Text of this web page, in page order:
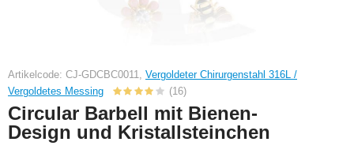
Artikelcode: CJ-GDCBC0011, Vergoldeter Chirurgenstahl 316L /
Vergoldetes Messing
(16)
Circular Barbell mit Bienen-
Design und Kristallsteinchen